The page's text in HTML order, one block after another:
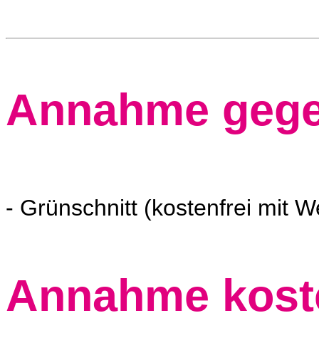
Annahme
- Grünschnitt (kostenfrei mit
Annahme